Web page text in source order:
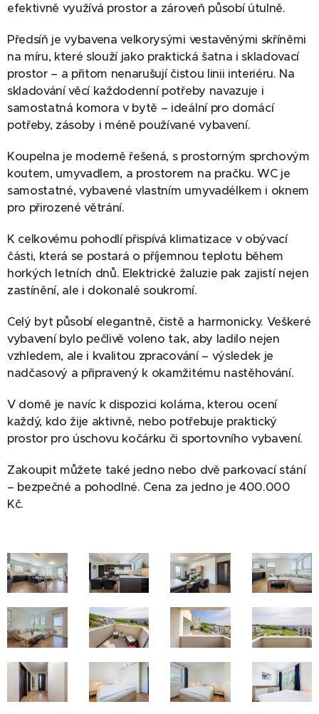
efektivně využívá prostor a zároveň působí útulně.
Předsíň je vybavena velkorysými vestavěnými skříněmi
na míru, které slouží jako praktická šatna i skladovací
prostor – a přitom nenarušují čistou linii interiéru. Na
skladování věcí každodenní potřeby navazuje i
samostatná komora v bytě – ideální pro domácí
potřeby, zásoby i méně používané vybavení.
Koupelna je moderně řešená, s prostorným sprchovým
koutem, umyvadlem, a prostorem na pračku. WC je
samostatné, vybavené vlastním umyvadélkem i oknem
pro přirozené větrání.
K celkovému pohodlí přispívá klimatizace v obývací
části, která se postará o příjemnou teplotu během
horkých letních dnů. Elektrické žaluzie pak zajistí nejen
zastínění, ale i dokonalé soukromí.
Celý byt působí elegantně, čistě a harmonicky. Veškeré
vybavení bylo pečlivě voleno tak, aby ladilo nejen
vzhledem, ale i kvalitou zpracování – výsledek je
nadčasový a připravený k okamžitému nastěhování.
V domě je navíc k dispozici kolárna, kterou ocení
každý, kdo žije aktivně, nebo potřebuje praktický
prostor pro úschovu kočárku či sportovního vybavení.
Zakoupit můžete také jedno nebo dvě parkovací stání
– bezpečné a pohodlné. Cena za jedno je 400.000
Kč.